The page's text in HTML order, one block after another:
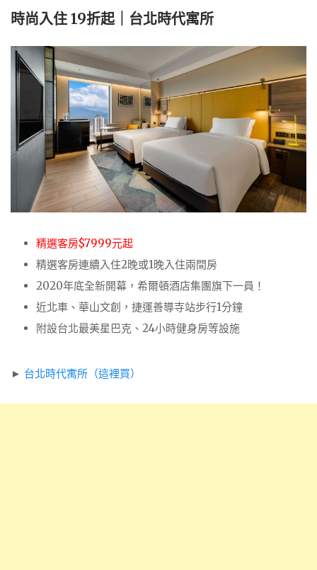
時尚入住 19折起｜台北時代寓所
精選客房$7999元起
精選客房連續入住2晚或1晚入住兩間房
2020年底全新開幕，希爾頓酒店集團旗下一員！
近北車、華山文創，捷運善導寺站步行1分鐘
附設台北最美星巴克、24小時健身房等設施
► 台北時代寓所（這裡買）